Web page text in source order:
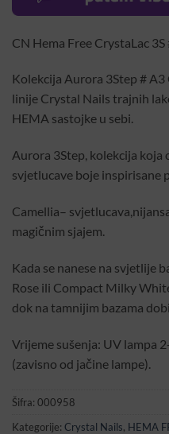
CN Hema Free CrystaLac
Kolekcija Aurora 3Step #
linije Crystal Nails trajnih
HEMA sastojke u sebi.
Aurora 3Step, kolekcija koja
svjetlucave boje inspirisane
Camellia–
magičnim sjajem.
Kada se nanese na svjetlije
Rose ili Compact Milky
dok na tamnijim bazama
Vrijeme sušenja: UV lampa
(zavisno od jačine lampe).
Šifra: 000958
Kategorije: Crystal Nails, HEMA